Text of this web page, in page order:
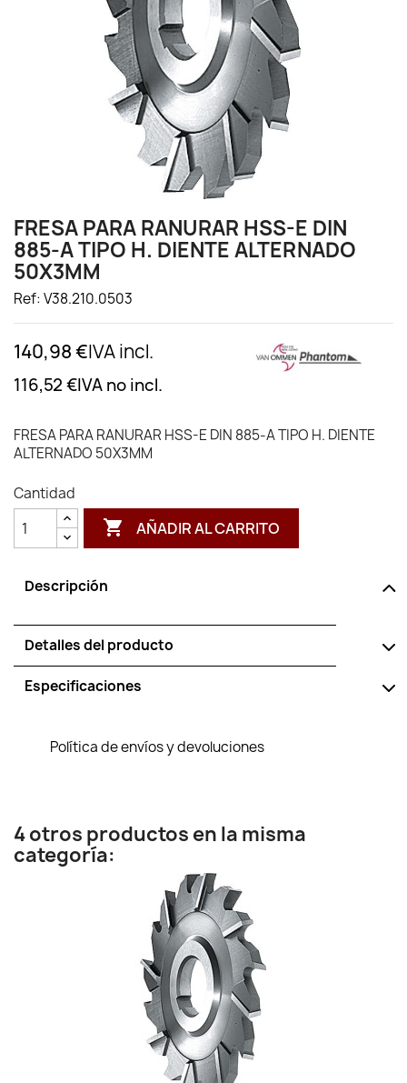
FRESA PARA RANURAR HSS-E DIN
885-A TIPO H. DIENTE ALTERNADO
50X3MM
Ref: V38.210.0503
140,98 €IVA incl.
116,52 €IVA no incl.
FRESA PARA RANURAR HSS-E DIN 885-A TIPO H. DIENTE
ALTERNADO 50X3MM
Cantidad
 AÑADIR AL CARRITO
Descripción
Detalles del producto
Especificaciones
Política de envíos y devoluciones
4 otros productos en la misma
categoría: